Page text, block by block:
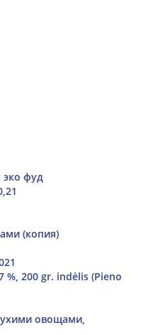
эко фуд
(копия)
200 gr. indėlis (Pieno
овощами,